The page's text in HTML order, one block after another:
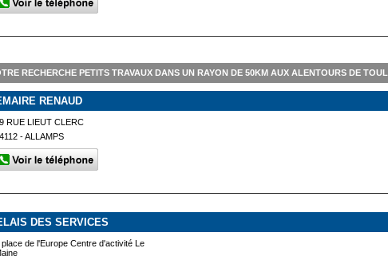
RECHERCHE PETITS TRAVAUX DANS UN RAYON DE 50KM AUX ALENTOURS DE TOUL
RENAUD
RUE LIEUT CLERC
- ALLAMPS
DES SERVICES
place de l'Europe Centre d'activité Le